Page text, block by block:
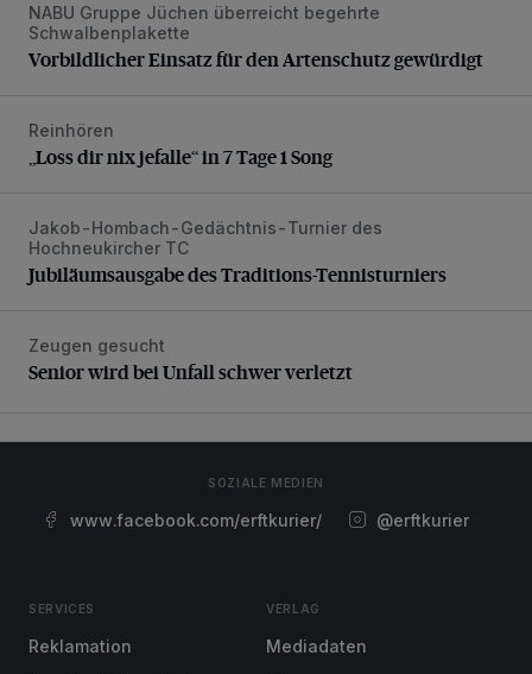
Vorbildlicher Einsatz für den Artenschutz gewürdigt
NABU Gruppe Jüchen überreicht begehrte
Schwalbenplakette
Vorbildlicher Einsatz für den Artenschutz gewürdigt
„Loss dir nix jefalle“ in 7 Tage 1 Song
Reinhören
„Loss dir nix jefalle“ in 7 Tage 1 Song
Jubiläumsausgabe des Traditions-Tennisturniers
Jakob-Hombach-Gedächtnis-Turnier des
Hochneukircher TC
Jubiläumsausgabe des Traditions-Tennisturniers
Senior wird bei Unfall schwer verletzt
Zeugen gesucht
Senior wird bei Unfall schwer verletzt
SOZIALE MEDIEN
www.facebook.com/erftkurier/ @erftkurier
SERVICES
Reklamation
VERLAG
Mediadaten